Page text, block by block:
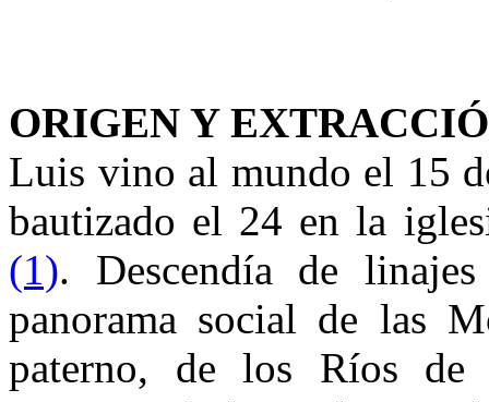
ORIGEN Y
Luis vino al mundo el 15
bautizado el 24 en la
(1). Descendía de
panorama social de las
paterno, de los Ríos